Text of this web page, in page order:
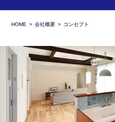
HOME 会社概要 コンセプト